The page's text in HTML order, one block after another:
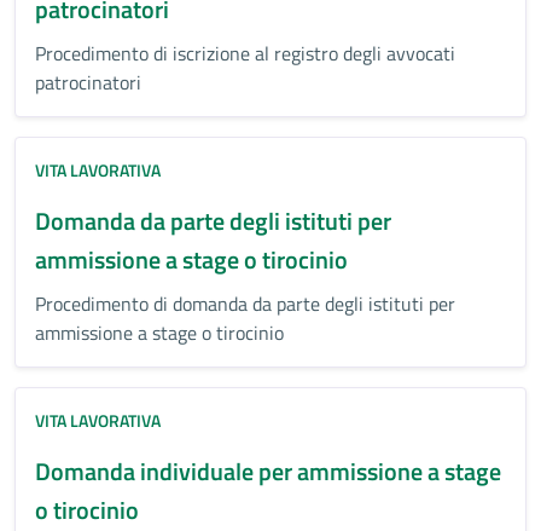
patrocinatori
Procedimento di iscrizione al registro degli avvocati
patrocinatori
VITA LAVORATIVA
Domanda da parte degli istituti per
ammissione a stage o tirocinio
Procedimento di domanda da parte degli istituti per
ammissione a stage o tirocinio
VITA LAVORATIVA
Domanda individuale per ammissione a stage
o tirocinio